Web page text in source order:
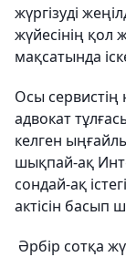
жүргізуді
жүйесінің қол
мақсатында
Осы сервистің
адвокат
келген
шықпай-ақ
сондай-ақ
актісін басып
Әрбір сотқа